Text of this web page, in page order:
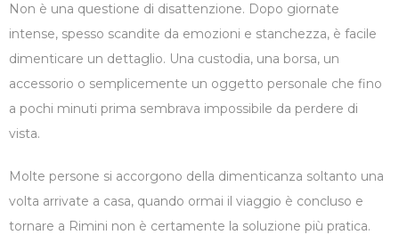
Non è una questione di disattenzione. Dopo giornate
intense, spesso scandite da emozioni e stanchezza, è facile
dimenticare un dettaglio. Una custodia, una borsa, un
accessorio o semplicemente un oggetto personale che fino
a pochi minuti prima sembrava impossibile da perdere di
vista.
Molte persone si accorgono della dimenticanza soltanto una
volta arrivate a casa, quando ormai il viaggio è concluso e
tornare a Rimini non è certamente la soluzione più pratica.